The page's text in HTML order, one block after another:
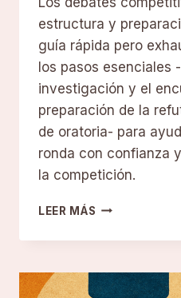
estructura y
guía rápida pero
los pasos esenciales
investigación y el
preparación de la
de oratoria- para
ronda con confianza
la competición.
LEER MÁS CONSEJOS
EXPERTOS
PARA
PREPARAR